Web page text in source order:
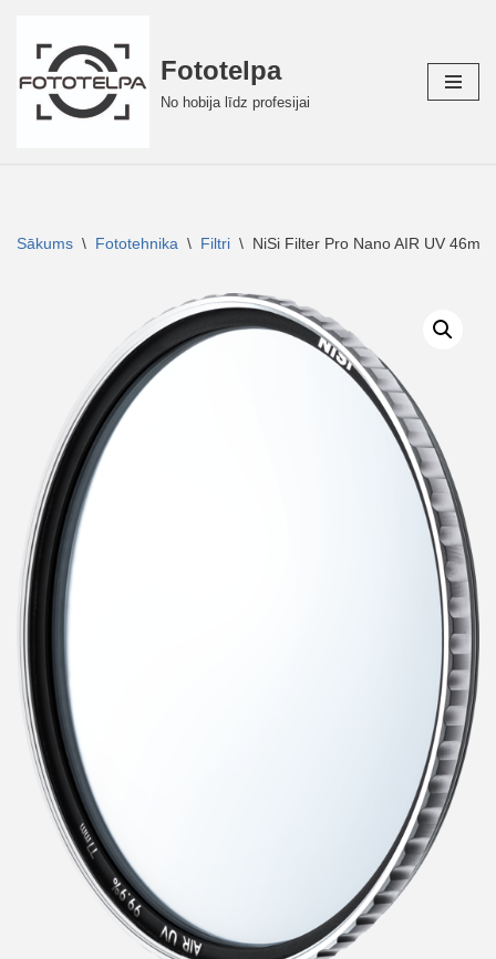
Skip
to
content
Fototelpa
No hobija līdz profesijai
Sākums \ Fototehnika \ Filtri \ NiSi Filter Pro Nano AIR UV 46mm